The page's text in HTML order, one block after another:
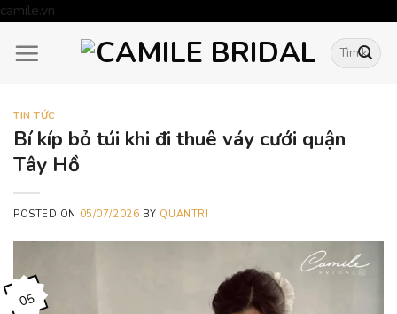
camile.vn
content
Tìm
kiếm:
TIN TỨC
Bí kíp bỏ túi khi đi thuê váy cưới quận
Tây Hồ
POSTED ON 05/07/2026 BY QUANTRI
05